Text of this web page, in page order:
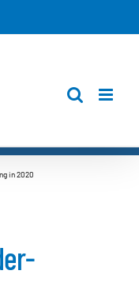
in 2020